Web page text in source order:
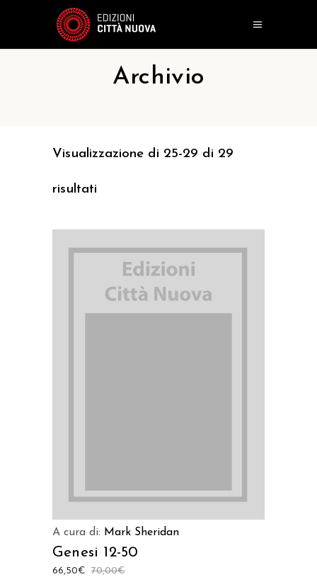
Archivio
Visualizzazione di 25-29 di 29
risultati
A cura di: Mark Sheridan
Genesi 12-50
70,00€
66,50€